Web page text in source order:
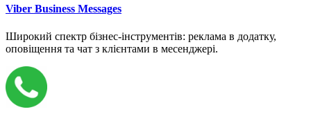
Viber Business Messages
Широкий спектр бізнес-інструментів: реклама в додатку,
оповіщення та чат з клієнтами в месенджері.